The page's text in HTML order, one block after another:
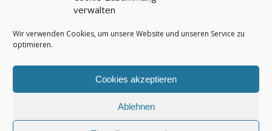
verwalten
Wir verwenden Cookies, um unsere Website und unseren Service zu
optimieren.
Cookies akzeptieren
Ablehnen
IMPRESSUM UND DATENSCHUTZ
Impressum
Datenschutz